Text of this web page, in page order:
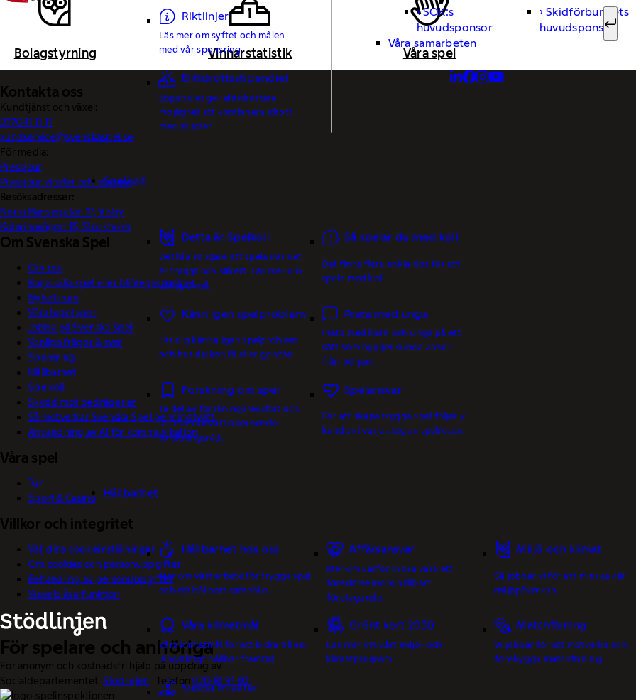
Riktlinjer
Läs mer om syftet och målen
med vår sponsring.
Elitidrottsstipendiet
Stipendiet ger elitidrottare
möjlighet att kombinera idrott
med studier.
SOK:s
huvudsponsor
Skidförbundets
huvudsponsor
Våra samarbeten
Spelkoll
Detta är Spelkoll
Det blir roligare att spela när det
är tryggt och säkert. Läs mer om
vår spelkoll.
Så spelar du med koll
Det finns flera enkla tips för att
spela med koll.
Känn igen spelproblem
Lär dig känna igen spelproblem
och hur du kan få eller ge stöd.
Prata med unga
Prata med barn och unga på ett
sätt som bygger sunda vanor
från början.
Forskning om spel
Ta del av forskningsresultat och
läs mer om vårt oberoende
forskningsråd.
Spelansvar
För att skapa trygga spel följer vi
kunden i varje steg av spelresan.
Hållbarhet
Hållbarhet hos oss
Mer om vårt arbete för trygga spel
och ett hållbart samhälle.
Affärsansvar
Mer om varför vi ska vara ett
föredöme inom hållbart
företagande.
Miljö och klimat
Så jobbar vi för att minska vår
miljöpåverkan.
Våra klimatmål
Våra klimatmål för att bidra till en
långsiktigt hållbar framtid.
Grönt kort 2030
Läs mer om vårt miljö- och
klimatprogram.
Matchfixning
Vi jobbar för att motverka och
förebygga matchfixning.
Sunda intäkter
Bolagstyrning Vinnarstatistik Våra spel
Kontakta oss
Kundtjänst och växel:
0770-11 11 11
kundservice@svenskaspel.se
För media:
Pressjour
Pressjour vinster och vinnare
Besöksadresser:
Norra Hansegatan 17, Visby
Katarinavägen 15, Stockholm
Om Svenska Spel
Om oss
Börja sälja spel eller bli Vegaspartner
Nyhetsrum
Våra logotyper
Jobba på Svenska Spel
Vanliga frågor & svar
Sponsring
Hållbarhet
Spelkoll
Skydd mot bedrägerier
Så motverkar Svenska Spel penningtvätt
Användning av AI för kommunikation
Våra spel
Tur
Sport & Casino
Villkor och integritet
Välj dina cookieinställningar
Om cookies och personuppgifter
Behandling av personuppgifter
Visselblåsarfunktion
För spelare och anhöriga
För anonym och kostnadsfri hjälp på uppdrag av
Socialdepartementet. Stödlinjen. Telefon020-81 91 00.